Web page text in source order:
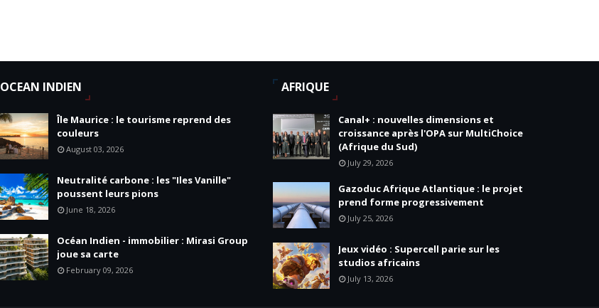
OCEAN INDIEN
Île Maurice : le tourisme reprend des
couleurs
August 03, 2026
Neutralité carbone : les "Iles Vanille"
poussent leurs pions
June 18, 2026
Océan Indien - immobilier : Mirasi Group
joue sa carte
February 09, 2026
AFRIQUE
Canal+ : nouvelles dimensions et
croissance après l'OPA sur MultiChoice
(Afrique du Sud)
July 29, 2026
Gazoduc Afrique Atlantique : le projet
prend forme progressivement
July 25, 2026
Jeux vidéo : Supercell parie sur les
studios africains
July 13, 2026